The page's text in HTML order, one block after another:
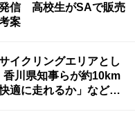
信 高校生がSAで販売
案
イクリングエリアとし
川県知事らが約10km
適に走れるか」など確